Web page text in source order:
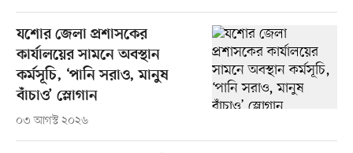
যশোর জেলা প্রশাসকের
কার্যালয়ের সামনে অবস্থান
কর্মসূচি, ‘পানি সরাও, মানুষ
বাঁচাও’ স্লোগান
০৩ আগস্ট ২০২৬